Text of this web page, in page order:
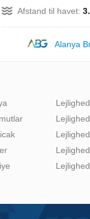
Afstand til havet:
Alanya